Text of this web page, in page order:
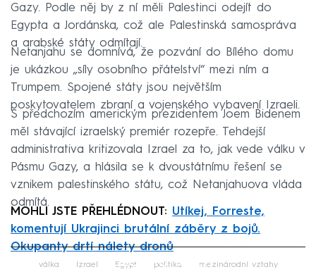
Gazy. Podle něj by z ní měli Palestinci odejít do
Egypta a Jordánska, což ale Palestinská samospráva
a arabské státy odmítají.
Netanjahu se domnívá, že pozvání do Bílého domu
je ukázkou „síly osobního přátelství“ mezi ním a
Trumpem. Spojené státy jsou největším
poskytovatelem zbraní a vojenského vybavení Izraeli.
S předchozím americkým prezidentem Joem Bidenem
měl stávající izraelský premiér rozepře. Tehdejší
administrativa kritizovala Izrael za to, jak vede válku v
Pásmu Gazy, a hlásila se k dvoustátnímu řešení se
vznikem palestinského státu, což Netanjahuova vláda
odmítá.
MOHLI JSTE PŘEHLÉDNOUT: Utíkej, Forreste,
komentují Ukrajinci brutální záběry z bojů.
Okupanty drtí nálety dronů
Failed to fetch
válka Izrael Egypt politika mezinárodní vztahy